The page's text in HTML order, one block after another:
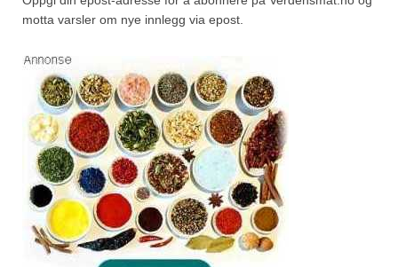
motta varsler om nye innlegg via epost.